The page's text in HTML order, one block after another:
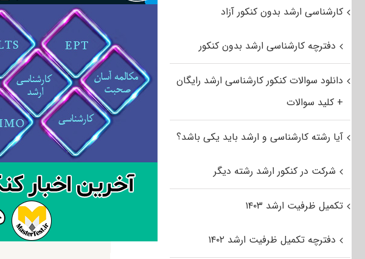
کارشناسی ارشد بدون کنکور آزاد
دفترچه کارشناسی ارشد بدون کنکور
دانلود سوالات کنکور کارشناسی ارشد رایگان
+ کلید سوالات
آیا رشته کارشناسی و ارشد باید یکی باشد؟
شرکت در کنکور ارشد رشته دیگر
تکمیل ظرفیت ارشد ۱۴۰۳
دفترچه تکمیل ظرفیت ارشد ۱۴۰۲